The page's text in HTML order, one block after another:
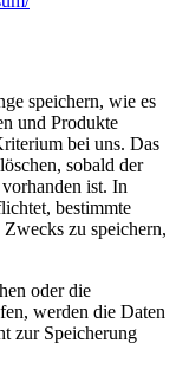
speichern, wie es
und Produkte
bei uns. Das
sobald der
ist. In
bestimmte
zu speichern,
oder die
werden die Daten
zur Speicherung